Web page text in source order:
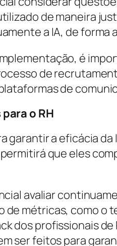
de maneira
a IA, de forma
é
de
de
o RH
garantir a eficácia
que eles
avaliar
de métricas, como o
dos profissionais
ser feitos para